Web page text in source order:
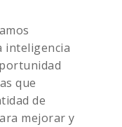
inteligencia
que
de
mejorar y